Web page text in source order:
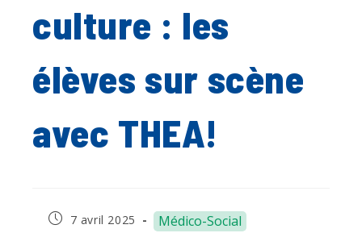
culture : les
élèves sur scène
avec THEA!
Publication
7 avril 2025 Médico-Social